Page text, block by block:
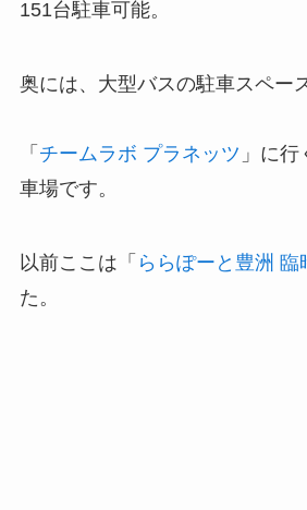
151台駐車可能。
奥には、大型バスの駐車スペー
「 チームラボ プラネッツ 」に
車場です。
以前ここは「 ららぽーと豊洲 臨
た。